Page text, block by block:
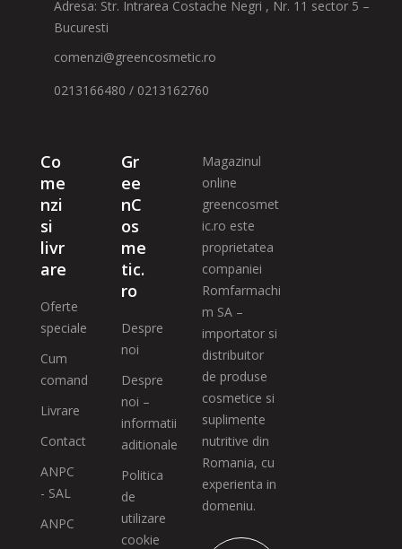
Adresa: Str. Intrarea Costache Negri , Nr. 11 sector 5 –
Bucuresti
comenzi@greencosmetic.ro
0213166480 / 0213162760
Co
me
nzi
si
livr
are
Oferte
speciale
Cum
comand
Livrare
Contact
ANPC
- SAL
ANPC
Gr
ee
nC
os
me
tic.
ro
Despre
noi
Despre
noi –
informatii
aditionale
Politica
de
utilizare
cookie
Magazinul
online
greencosmet
ic.ro este
proprietatea
companiei
Romfarmachi
m SA –
importator si
distribuitor
de produse
cosmetice si
suplimente
nutritive din
Romania, cu
experienta in
domeniu.